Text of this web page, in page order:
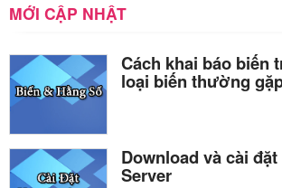
MỚI CẬP NHẬT
Cách khai báo biến
loại biến thường
Download và cài
Server